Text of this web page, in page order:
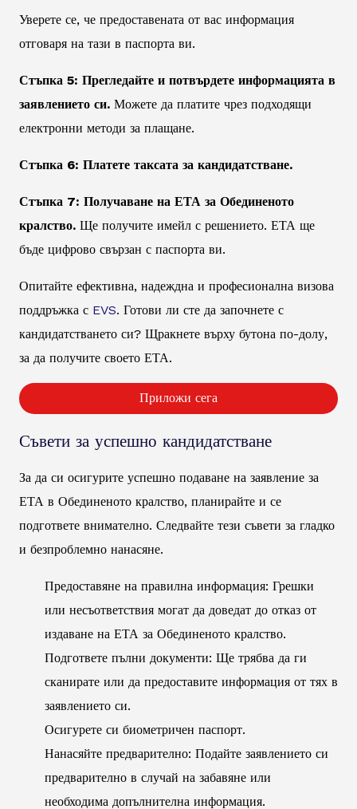
Уверете се, че предоставената от вас информация
отговаря на тази в паспорта ви.
Стъпка 5: Прегледайте и потвърдете информацията в
заявлението си. Можете да платите чрез подходящи
електронни методи за плащане.
Стъпка 6: Платете таксата за кандидатстване.
Стъпка 7: Получаване на ЕТА за Обединеното
кралство. Ще получите имейл с решението. ЕТА ще
бъде цифрово свързан с паспорта ви.
Опитайте ефективна, надеждна и професионална визова
поддръжка с EVS. Готови ли сте да започнете с
кандидатстването си? Щракнете върху бутона по-долу,
за да получите своето ЕТА.
Приложи сега
Съвети за успешно кандидатстване
За да си осигурите успешно подаване на заявление за
ЕТА в Обединеното кралство, планирайте и се
подгответе внимателно. Следвайте тези съвети за гладко
и безпроблемно нанасяне.
Предоставяне на правилна информация: Грешки
или несъответствия могат да доведат до отказ от
издаване на ЕТА за Обединеното кралство.
Подгответе пълни документи: Ще трябва да ги
сканирате или да предоставите информация от тях в
заявлението си.
Осигурете си биометричен паспорт.
Нанасяйте предварително: Подайте заявлението си
предварително в случай на забавяне или
необходима допълнителна информация.